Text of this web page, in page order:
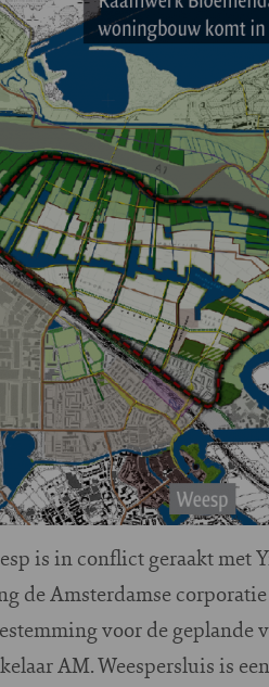
is in conflict geraakt
de Amsterdamse
voor de geplande
AM. Weespersluis is